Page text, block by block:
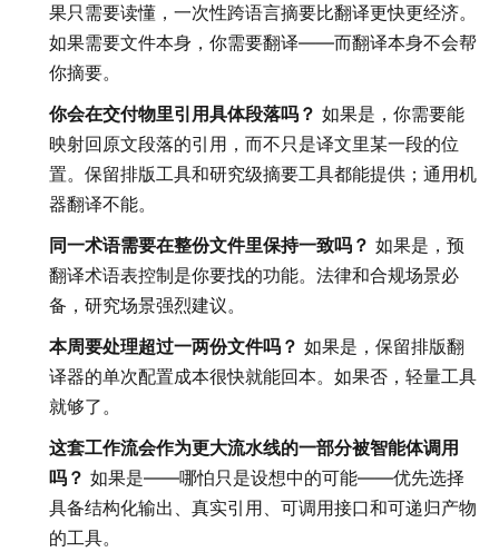
果只需要读懂，一次性跨语言摘要比翻译更快更经济。
如果需要文件本身，你需要翻译——而翻译本身不会帮
你摘要。
你会在交付物里引用具体段落吗？ 如果是，你需要能
映射回原文段落的引用，而不只是译文里某一段的位
置。保留排版工具和研究级摘要工具都能提供；通用机
器翻译不能。
同一术语需要在整份文件里保持一致吗？ 如果是，预
翻译术语表控制是你要找的功能。法律和合规场景必
备，研究场景强烈建议。
本周要处理超过一两份文件吗？ 如果是，保留排版翻
译器的单次配置成本很快就能回本。如果否，轻量工具
就够了。
这套工作流会作为更大流水线的一部分被智能体调用
吗？ 如果是——哪怕只是设想中的可能——优先选择
具备结构化输出、真实引用、可调用接口和可递归产物
的工具。